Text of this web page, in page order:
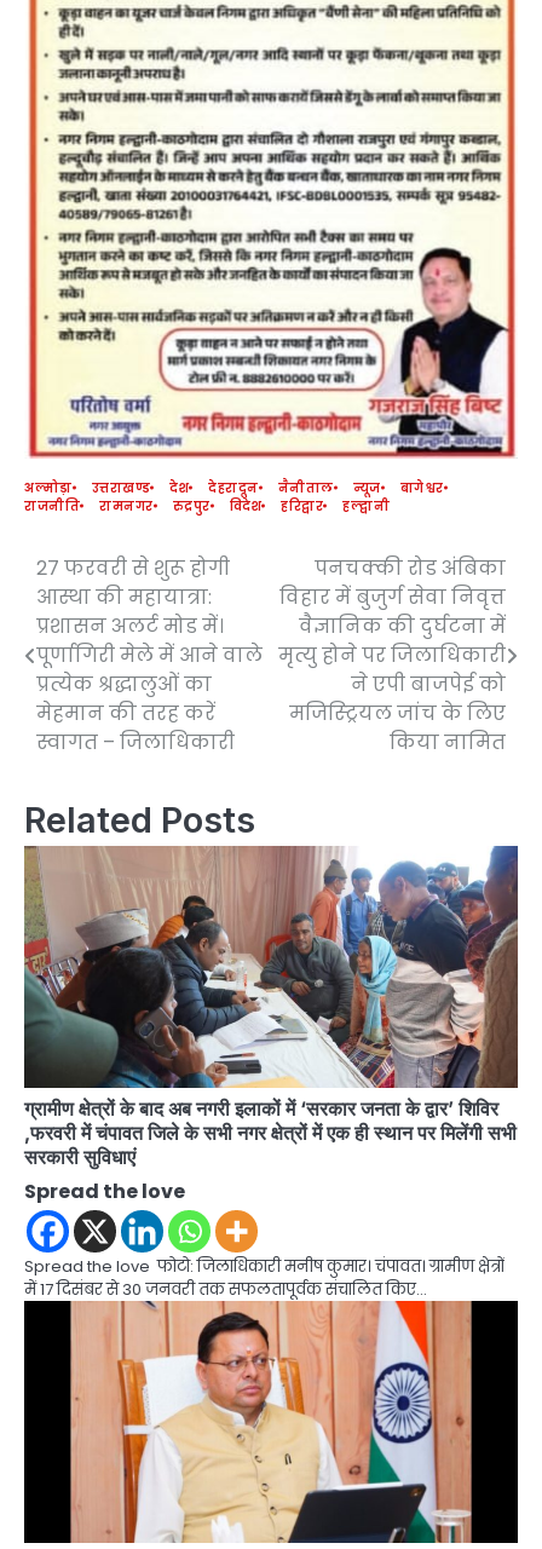
अल्मोड़ा उत्तराखण्ड देश देहरादून नैनीताल न्यूज
बागेश्वर
राजनीति
रामनगर रुद्रपुर विदेश हरिद्वार हल्द्वानी
Post
navigation
27 फरवरी से शुरू होगी
आस्था की महायात्रा:
प्रशासन अलर्ट मोड में।
पूर्णागिरी मेले में आने वाले
प्रत्येक श्रद्धालुओं का
मेहमान की तरह करें
स्वागत – जिलाधिकारी
पनचक्की रोड अंबिका
विहार में बुजुर्ग सेवा निवृत्त
वैज्ञानिक की दुर्घटना में
मृत्यु होने पर जिलाधिकारी
ने एपी बाजपेई को
मजिस्ट्रियल जांच के लिए
किया नामित
Related Posts
ग्रामीण क्षेत्रों के बाद अब नगरी इलाकों में ‘सरकार जनता के द्वार’ शिविर
,फरवरी में चंपावत जिले के सभी नगर क्षेत्रों में एक ही स्थान पर मिलेंगी सभी
सरकारी सुविधाएं
Spread the love
Spread the love फोटो: जिलाधिकारी मनीष कुमार। चंपावत। ग्रामीण क्षेत्रों
में 17 दिसंबर से 30 जनवरी तक सफलतापूर्वक संचालित किए…